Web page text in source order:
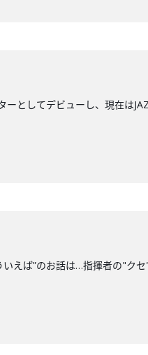
としてデビューし、現在は
えば”のお話は…指揮者の"